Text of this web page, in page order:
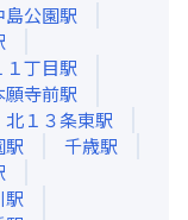
島公園駅
１丁目駅
願寺前駅
北１３条東駅
駅 千歳駅
駅